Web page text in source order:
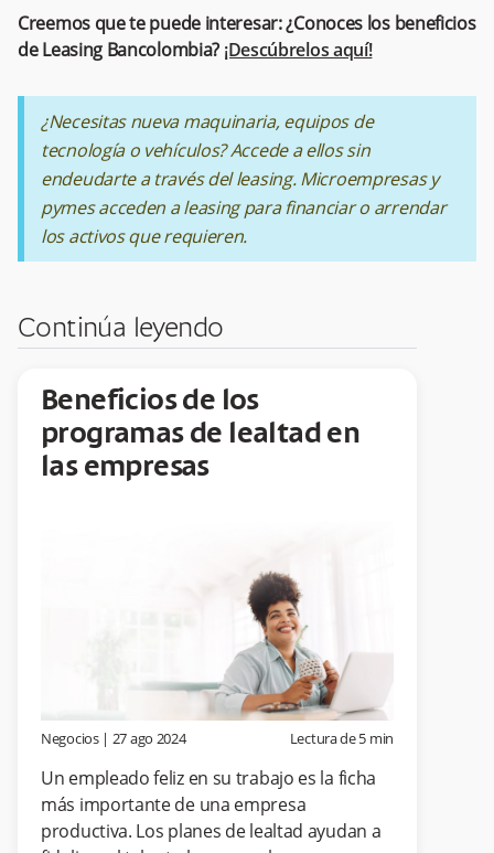
Creemos que te puede interesar:¿Conoces los beneficios
de Leasing Bancolombia? ¡Descúbrelos aquí!
¿Necesitas nueva maquinaria, equipos de
tecnología o vehículos? Accede a ellos sin
endeudarte a través del leasing. Microempresas y
pymes acceden a leasing para financiar o arrendar
los activos que requieren.
Continúa leyendo
Beneficios de los
programas de lealtad en
las empresas
Negocios| 27 ago 2024 Lectura de5 min
Un empleado feliz en su trabajo es la ficha
más importante de una empresa
productiva. Los planes de lealtad ayudan a